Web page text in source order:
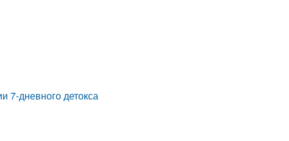
7-дневного детокса